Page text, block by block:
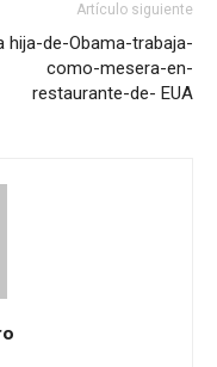
Artículo siguiente
hija-de-Obama-trabaja-
como-mesera-en-
restaurante-de- EUA